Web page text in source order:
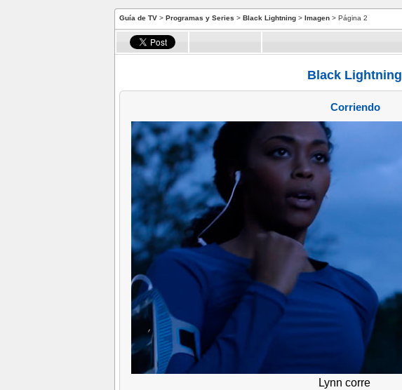
Guía de TV > Programas y Series > Black Lightning > Imagen > Página 2
Black Lightning
Corriendo
Lynn corre